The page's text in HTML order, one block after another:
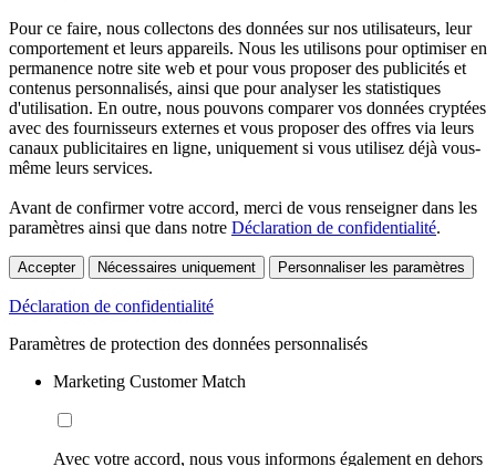
Pour ce faire, nous collectons des données sur nos utilisateurs, leur
comportement et leurs appareils. Nous les utilisons pour optimiser en
permanence notre site web et pour vous proposer des publicités et
contenus personnalisés, ainsi que pour analyser les statistiques
d'utilisation. En outre, nous pouvons comparer vos données cryptées
avec des fournisseurs externes et vous proposer des offres via leurs
canaux publicitaires en ligne, uniquement si vous utilisez déjà vous-
même leurs services.
Avant de confirmer votre accord, merci de vous renseigner dans les
paramètres ainsi que dans notre Déclaration de confidentialité.
Accepter Nécessaires uniquement Personnaliser les paramètres
Déclaration de confidentialité
Paramètres de protection des données personnalisés
Marketing Customer Match
Avec votre accord, nous vous informons également en dehors